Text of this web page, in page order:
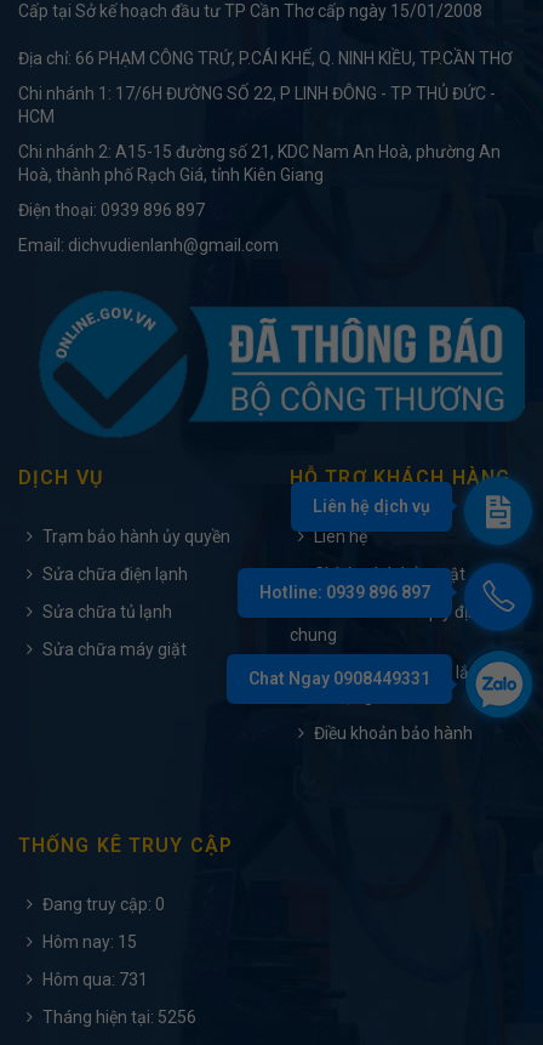
Cấp tại Sở kế hoạch đầu tư TP Cần Thơ cấp ngày 15/01/2008
Địa chỉ: 66 PHẠM CÔNG TRỨ, P.CÁI KHẾ, Q. NINH KIỀU, TP.CẦN THƠ
Chi nhánh 1: 17/6H ĐƯỜNG SỐ 22, P LINH ĐÔNG - TP THỦ ĐỨC -
HCM
Chi nhánh 2: A15-15 đường số 21, KDC Nam An Hoà, phường An
Hoà, thành phố Rạch Giá, tỉnh Kiên Giang
Điện thoại: 0939 896 897
Email: dichvudienlanh@gmail.com
DỊCH VỤ
Trạm bảo hành ủy quyền
Sửa chữa điện lạnh
Sửa chữa tủ lạnh
Sửa chữa máy giặt
HỖ TRỢ KHÁCH HÀNG
Liên hệ
Chính sách bảo mật
Chính sách và quy định
chung
Tài liệu hướng dẫn lắp đặt
Điều khoản bảo hành
THỐNG KÊ TRUY CẬP
Đang truy cập: 0
Hôm nay: 15
Hôm qua: 731
Tháng hiện tại: 5256